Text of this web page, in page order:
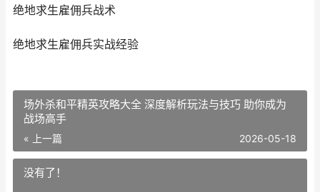
绝地求生雇佣兵战术
绝地求生雇佣兵实战经验
场外杀和平精英攻略大全 深度解析玩法与技巧 助你成为
战场高手
« 上一篇 2026-05-18
没有了！